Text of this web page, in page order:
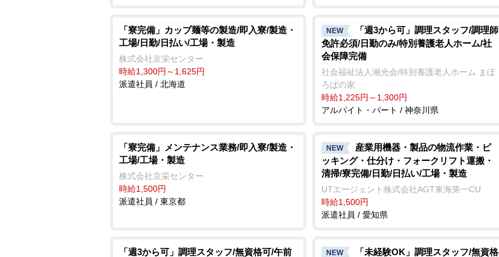
「寮完備」カップ麺等の製造/即入寮/製造・
工場/日勤/日払い/工場・製造
株式会社京栄センター
時給1,300円～1,625円
派遣社員 / 北海道
NEW
「週3から可」調理スタッフ/調理師
免許必須/日勤のみ/特別養護老人ホーム/社
会保障完備
社会福祉法人湘光会/特別養護老人ホーム まほ
ろばの家
時給1,225円～1,300円
アルバイト・パート / 神奈川県
「寮完備」メンテナンス業務/即入寮/製造・
工場/工場・製造
株式会社京栄センター
時給1,500円
派遣社員 / 東京都
NEW
産業用機器・製品の物流作業・ピ
ッキング・仕分け・フォークリフト運搬・
清掃/寮完備/日勤/日払い/工場・製造
UTエージェント株式会社AGT東海第一CU
時給1,500円
派遣社員 / 愛知県
「週3から可」調理スタッフ/無資格可/午前
NEW
「未経験OK」調理スタッフ/無資格